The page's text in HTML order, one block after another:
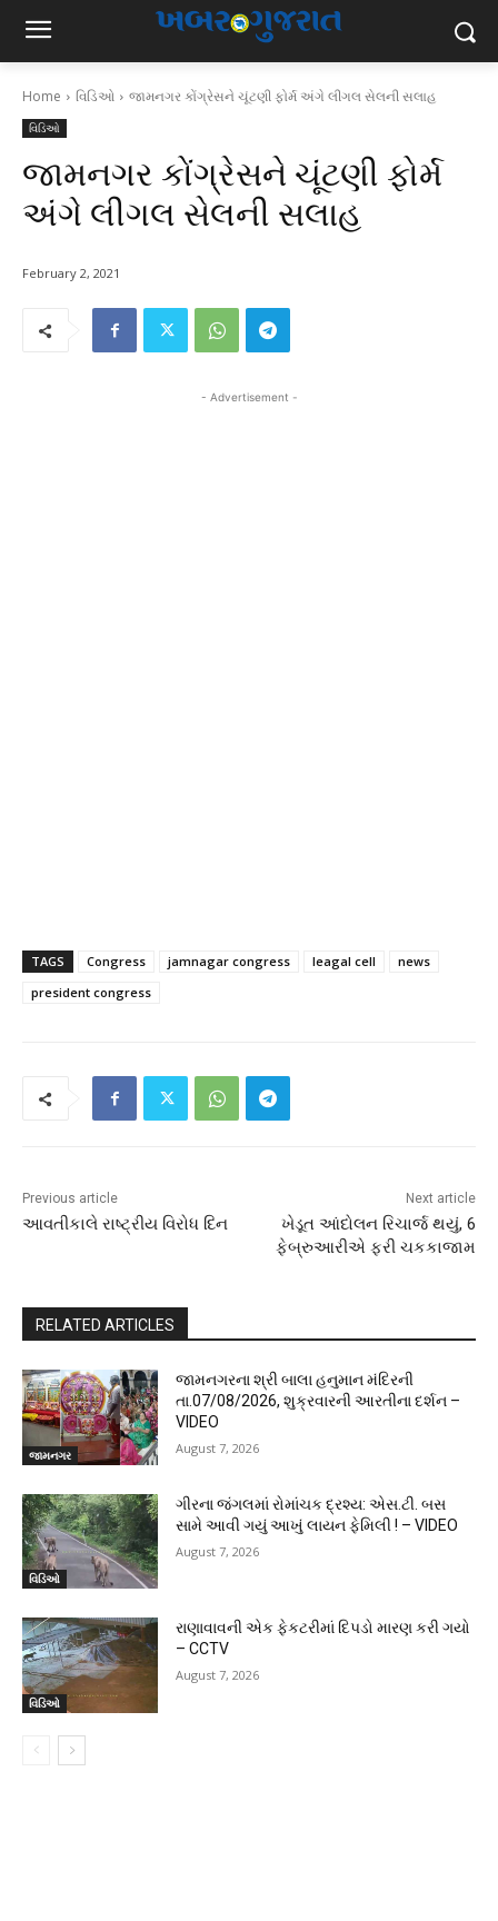
Home વિડિઓ જામનગર કોંગ્રેસને ચૂંટણી ફોર્મ અંગે લીગલ સેલની સલાહ
વિડિઓ
જામનગર કોંગ્રેસને ચૂંટણી ફોર્મ
અંગે લીગલ સેલની સલાહ
February 2, 2021
- Advertisement -
TAGS Congress jamnagar congress leagal cell
news
president congress
Previous article
આવતીકાલે રાષ્ટ્રીય વિરોધ દિન
Next article
ખેડૂત આંદોલન રિચાર્જ થયું, 6
ફેબ્રુઆરીએ ફરી ચકકાજામ
RELATED ARTICLES
જામનગર
જામનગરના શ્રી બાલા હનુમાન મંદિરની
તા.07/08/2026, શુક્રવારની આરતીના દર્શન –
VIDEO
August 7, 2026
વિડિઓ
ગીરના જંગલમાં રોમાંચક દ્રશ્ય: એસ.ટી. બસ
સામે આવી ગયું આખું લાયન ફેમિલી ! – VIDEO
August 7, 2026
વિડિઓ
રાણાવાવની એક ફેકટરીમાં દિપડો મારણ કરી ગયો
– CCTV
August 7, 2026